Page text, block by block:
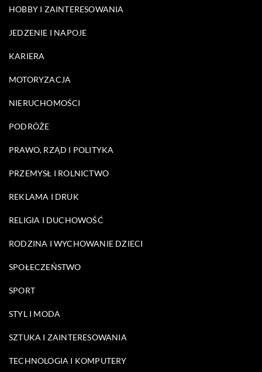
HOBBY I ZAINTERESOWANIA
JEDZENIE I NAPOJE
KARIERA
MOTORYZACJA
NIERUCHOMOŚCI
PODRÓŻE
PRAWO, RZĄD I POLITYKA
PRZEMYSŁ I ROLNICTWO
REKLAMA I DRUK
RELIGIA I DUCHOWOŚĆ
RODZINA I WYCHOWANIE DZIECI
SPOŁECZEŃSTWO
SPORT
STYL I MODA
SZTUKA I ZAINTERESOWANIA
TECHNOLOGIA I KOMPUTERY